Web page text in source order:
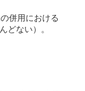
併用における
どない）。